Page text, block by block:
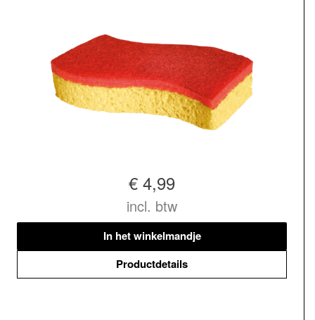
€ 4,99
incl. btw
In het winkelmandje
Productdetails